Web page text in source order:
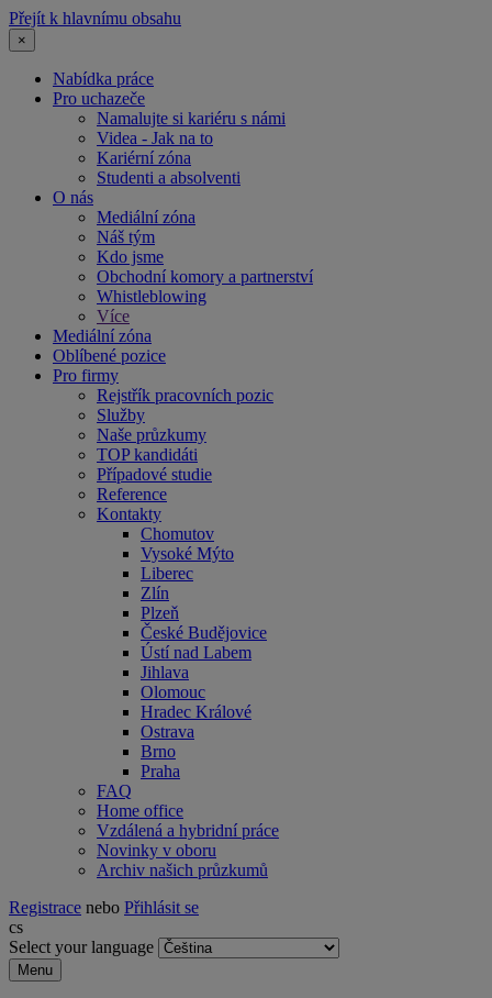
Přejít k hlavnímu obsahu
×
Nabídka práce
Pro uchazeče
Namalujte si kariéru s námi
Videa - Jak na to
Kariérní zóna
Studenti a absolventi
O nás
Mediální zóna
Náš tým
Kdo jsme
Obchodní komory a partnerství
Whistleblowing
Více
Mediální zóna
Oblíbené pozice
Pro firmy
Rejstřík pracovních pozic
Služby
Naše průzkumy
TOP kandidáti
Případové studie
Reference
Kontakty
Chomutov
Vysoké Mýto
Liberec
Zlín
Plzeň
České Budějovice
Ústí nad Labem
Jihlava
Olomouc
Hradec Králové
Ostrava
Brno
Praha
FAQ
Home office
Vzdálená a hybridní práce
Novinky v oboru
Archiv našich průzkumů
Registrace nebo Přihlásit se
cs
Select your language
Menu